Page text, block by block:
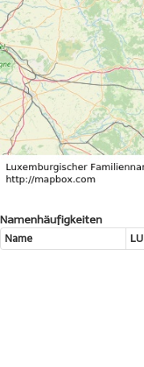
Namenhäufigkeiten
Name LU